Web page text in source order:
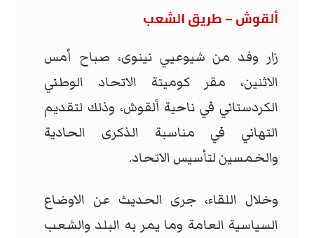
ألقوش – طريق الشعب
زار وفد من شيوعيي نينوى، صباح أمس
الاثنين، مقر كوميتة الاتحاد الوطني
الكردستاني في ناحية ألقوش، وذلك لتقديم
التهاني في مناسبة الذكرى الحادية
والخمسين لتأسيس الاتحاد.
وخلال اللقاء، جرى الحديث عن الاوضاع
السياسية العامة وما يمر به البلد والشعب